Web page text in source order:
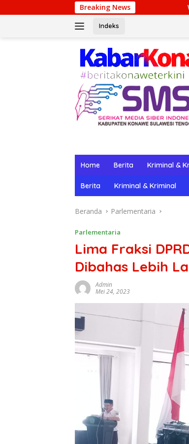
ke
Breaking News
Winpot Casino: Su
Indeks
Home Berita Kriminal &
Berita Kriminal & Kriminal
Beranda Parlementaria
Parlementaria
Lima Fraksi
Dibahas Lebih
Admin
Mei 24, 2023